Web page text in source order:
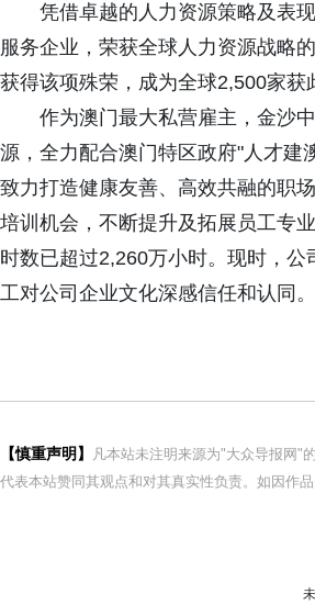
凭借卓越的人力资源策略及表
服务企业，荣获全球人力资源战略
获得该项殊荣，成为全球2,500家
作为澳门最大私营雇主，金沙
源，全力配合澳门特区政府"人才建
致力打造健康友善、高效共融的职
培训机会，不断提升及拓展员工专
时数已超过2,260万小时。现时，
工对公司企业文化深感信任和认同。
【慎重声明】
凡本站未注明来源为"大众导报网"
代表本站赞同其观点和对其真实性负责。如因作